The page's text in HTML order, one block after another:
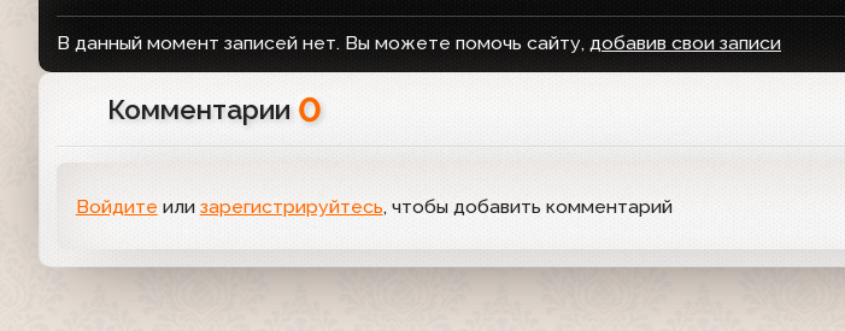
В данный момент записей нет. Вы можете помочь сайту, добавив свои записи
Комментарии 0
Войдите или зарегистрируйтесь, чтобы добавить комментарий